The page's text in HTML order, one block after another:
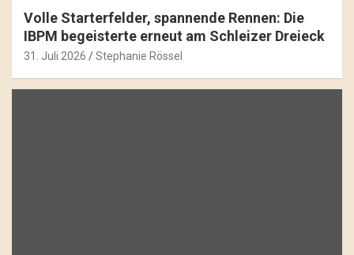
Volle Starterfelder, spannende Rennen: Die
IBPM begeisterte erneut am Schleizer Dreieck
31. Juli 2026 Stephanie Rössel